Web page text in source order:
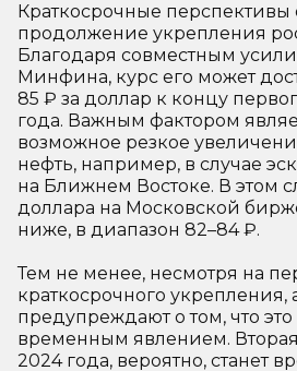
Краткосрочные
продолжение укрепления
Благодаря совместным
Минфина, курс его может
85 ₽ за доллар к концу
года. Важным фактором
возможное резкое
нефть, например, в случае
на Ближнем Востоке. В этом
доллара на Московской
ниже, в диапазон 82–84 ₽.
Тем не менее, несмотря на
краткосрочного укрепления,
предупреждают о том, что
временным явлением.
2024 года, вероятно, станет